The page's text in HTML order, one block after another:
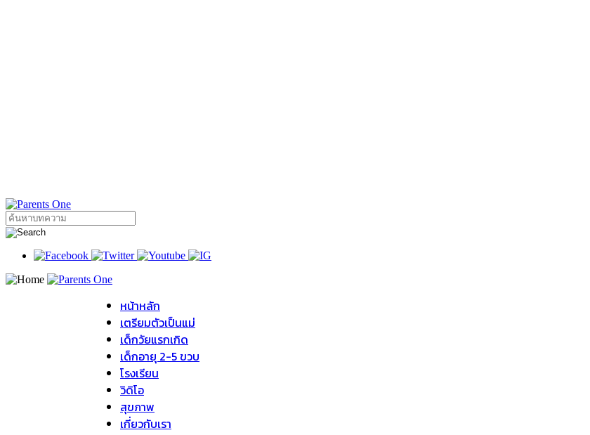
หน้าหลัก
เตรียมตัวเป็นแม่
เด็กวัยแรกเกิด
เด็กอายุ 2-5 ขวบ
โรงเรียน
วิดิโอ
สุขภาพ
เกี่ยวกับเรา